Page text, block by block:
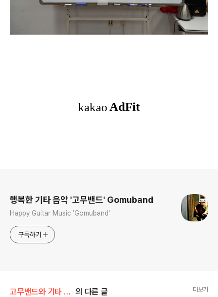
행복한 기타 음악 '고무밴드' Gomuband
Happy Guitar Music 'Gomuband'
구독하기
고무밴드와 기타 치며 놀기/상현동 기타반 의 다른 글 더보기